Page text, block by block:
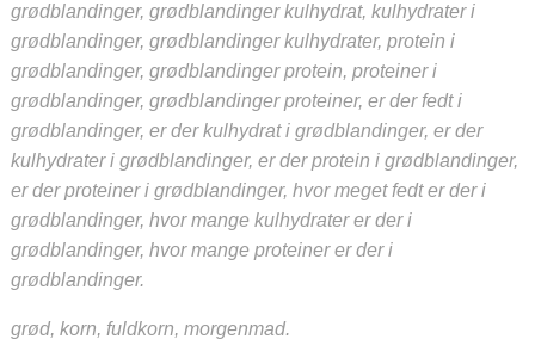
grødblandinger, grødblandinger kulhydrat, kulhydrater i
grødblandinger, grødblandinger kulhydrater, protein i
grødblandinger, grødblandinger protein, proteiner i
grødblandinger, grødblandinger proteiner, er der fedt i
grødblandinger, er der kulhydrat i grødblandinger, er der
kulhydrater i grødblandinger, er der protein i grødblandinger,
er der proteiner i grødblandinger, hvor meget fedt er der i
grødblandinger, hvor mange kulhydrater er der i
grødblandinger, hvor mange proteiner er der i
grødblandinger.
grød, korn, fuldkorn, morgenmad.